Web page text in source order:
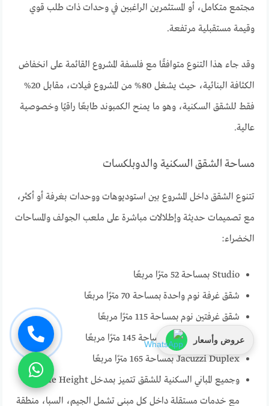
مجتمع متكامل، أو المستثمرين الراغبين في وحدات ذات طلب قوي
وقيمة مستقبلية مرتفعة.
وقد جاء هذا التنوع متوافقًا مع فلسفة المشروع القائمة على انخفاض
الكثافة البنائية، حيث يشغل 80% من المشروع فيلات، مقابل 20%
فقط للشقق السكنية، وهو ما يمنح الكمبوند طابعًا راقيًا وخصوصية
عالية.
مساحة الشقق السكنية والدوبلكسات
تتنوع الشقق داخل المشروع بين استوديوهات ووحدات بغرفة أو أكثر،
مع تصميمات حديثة وإطلالات مباشرة على ملعب الجولف والمساحات
الخضراء:
Studio بمساحة 52 مترًا مربعًا
شقق غرفة نوم واحدة بمساحة 70 مترًا مربعًا
شقق غرفتين نوم بمساحة 115 مترًا مربعًا
شقق ثلاث غرف نوم بمساحة 145 مترًا مربعًا
Jacuzzi Duplex بمساحة 165 مترًا مربعًا
وجميع المباني السكنية للشقق تتميز بمدخل Double Height،
مع خدمات مستقلة داخل كل مبنى تشمل الجيم، السبا، منطقة
عروض وأسعار